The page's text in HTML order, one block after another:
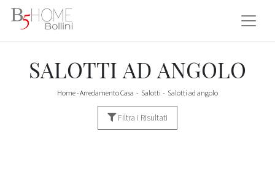
SALOTTI AD ANGOLO
Home-Arredamento Casa - Salotti - Salotti ad angolo
Filtra i Risultati